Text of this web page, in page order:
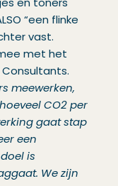
“een flinke
vast.
met het
meewerken,
CO2 per
gaat stap
een
is
We zijn